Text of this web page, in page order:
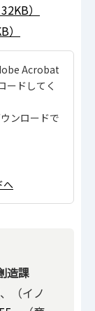
）
Acrobat
ードしてく
ンロードで
へ
造課
、（イノ